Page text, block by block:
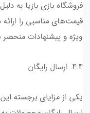
فروشگاه بازی بازیا به
قیمت‌های مناسبی را
ویژه و پیشنهادات منحصر
4.4. ارسال رایگان
یکی از مزایای برجسته